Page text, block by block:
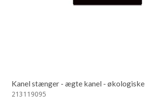
Kanel stænger - ægte kanel - økologiske
213119095